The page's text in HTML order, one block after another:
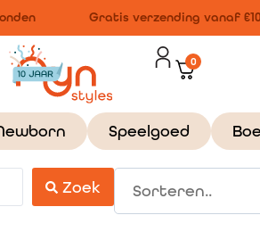
Gratis verzending vanaf
0
Speelgoed
Zoek